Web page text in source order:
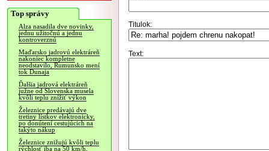
Top správy
Alza nasadila dve novinky,
jednu užitočnú a jednu
kontroverznú
Maďarsko jadrovú elektráreň
nakoniec kompletne
neodstavilo, Rumunsko mení
tok Dunaja
Ďalšia jadrová elektráreň
južne od Slovenska musela
kvôli teplu znížiť výkon
Železnice predávajú dve
tretiny lístkov elektronicky,
po donútení cestujúcich na
takýto nákup
Železnice znižujú kvôli teplu
rýchlosť iba na 50 km/h,
Titulok:
Text: